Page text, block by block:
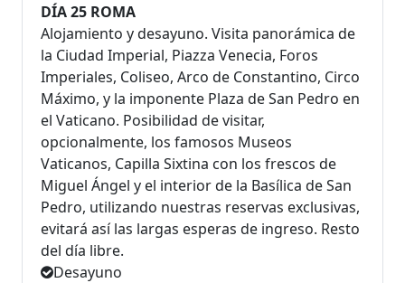
DÍA 25 ROMA
Alojamiento y desayuno. Visita panorámica de
la Ciudad Imperial, Piazza Venecia, Foros
Imperiales, Coliseo, Arco de Constantino, Circo
Máximo, y la imponente Plaza de San Pedro en
el Vaticano. Posibilidad de visitar,
opcionalmente, los famosos Museos
Vaticanos, Capilla Sixtina con los frescos de
Miguel Ángel y el interior de la Basílica de San
Pedro, utilizando nuestras reservas exclusivas,
evitará así las largas esperas de ingreso. Resto
del día libre.
Desayuno